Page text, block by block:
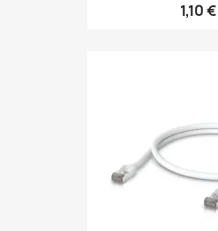
1,10 €